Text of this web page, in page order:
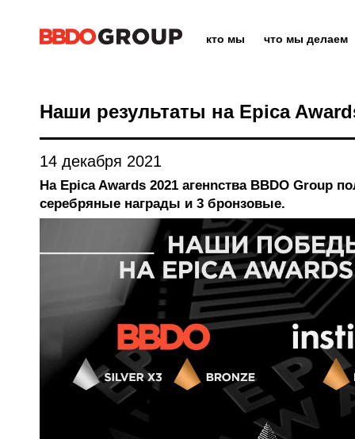
кто мы что мы делаем
Наши результаты на Epica
14 декабря 2021
На Epica Awards 2021 агенnства BBDO Group
серебряные награды и 3 бронзовые.